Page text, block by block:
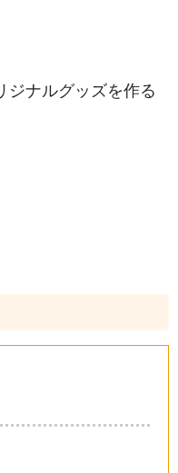
ジナルグッズを作る